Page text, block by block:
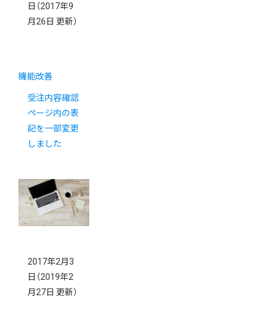
日 （2017年9
月26日 更新）
機能改善
受注内容確認
ページ内の表
記を一部変更
しました
2017年2月3
日 （2019年2
月27日 更新）